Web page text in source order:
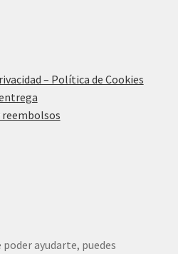
– Política de Cookies
reembolsos
ayudarte, puedes